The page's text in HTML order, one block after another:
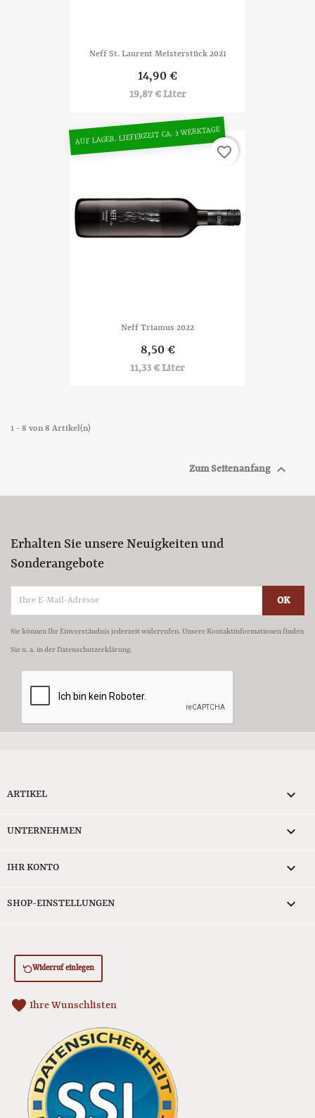
Neff St. Laurent Meisterstück 2021
14,90 €
19,87 € Liter
Neff Triamus 2022
8,50 €
11,33 € Liter
AUF LAGER. LIEFERZEIT CA. 3 WERKTAGE
favorite_border
1 - 8 von 8 Artikel(n)
Zum Seitenanfang 
Erhalten Sie unsere Neuigkeiten und
Sonderangebote
Sie können Ihr Einverständnis jederzeit widerrufen. Unsere Kontaktinformationen finden
Sie u. a. in der Datenschutzerklärung.
ARTIKEL 
UNTERNEHMEN 
IHR KONTO 
SHOP-EINSTELLUNGEN keyboard_arrow_down
Widerruf einlegen
favorite Ihre Wunschlisten